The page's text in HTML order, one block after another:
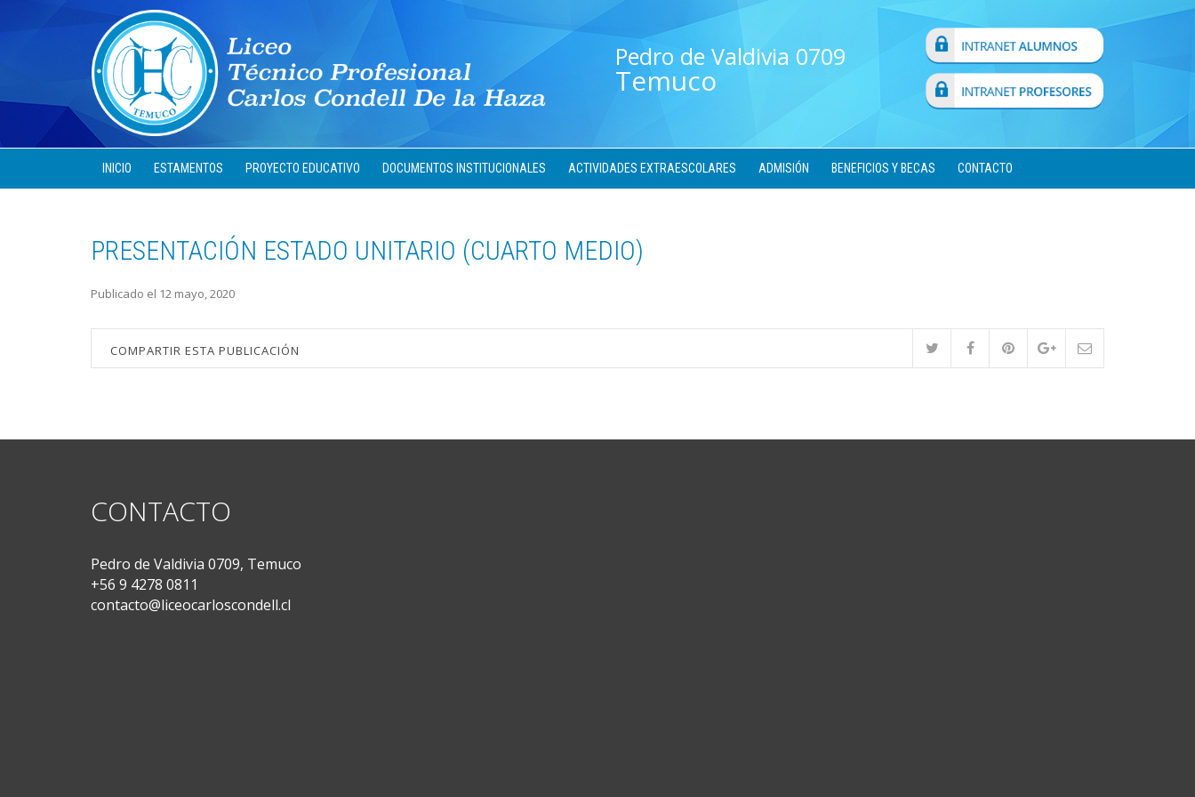
Pedro de Valdivia 0709
Temuco
INICIO ESTAMENTOS PROYECTO EDUCATIVO DOCUMENTOS INSTITUCIONALES ACTIVIDADES EXTRAESCOLARES ADMISIÓN BENEFICIOS Y BECAS CONTACTO
PRESENTACIÓN ESTADO UNITARIO (CUARTO MEDIO)
Publicado el 12 mayo, 2020
COMPARTIR ESTA PUBLICACIÓN
CONTACTO
Pedro de Valdivia 0709, Temuco
+56 9 4278 0811
contacto@liceocarloscondell.cl